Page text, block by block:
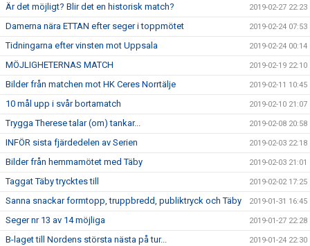
Är det möjligt? Blir det en historisk match? 2019-02-27 22:23
Damerna nära ETTAN efter seger i toppmötet 2019-02-24 07:53
Tidningarna efter vinsten mot Uppsala 2019-02-24 00:14
MÖJLIGHETERNAS MATCH 2019-02-19 22:10
Bilder från matchen mot HK Ceres Norrtälje 2019-02-11 10:45
10 mål upp i svår bortamatch 2019-02-10 21:07
Trygga Therese talar (om) tankar... 2019-02-08 20:58
INFÖR sista fjärdedelen av Serien 2019-02-03 22:18
Bilder från hemmamötet med Täby 2019-02-03 21:01
Taggat Täby trycktes till 2019-02-02 17:25
Sanna snackar formtopp, truppbredd, publiktryck och Täby 2019-01-31 16:45
Seger nr 13 av 14 möjliga 2019-01-27 22:28
B-laget till Nordens största nästa på tur... 2019-01-24 22:30